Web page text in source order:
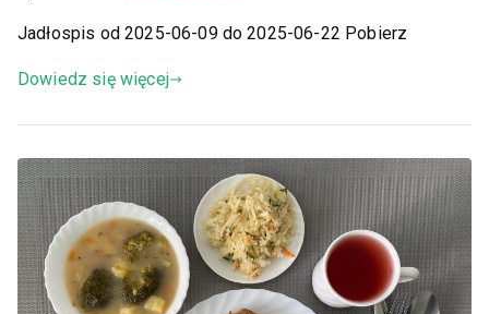
Jadłospis od 2025-06-09 do 2025-06-22 Pobierz
Dowiedz się więcej